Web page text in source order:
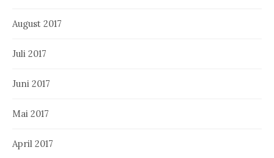
August 2017
Juli 2017
Juni 2017
Mai 2017
April 2017